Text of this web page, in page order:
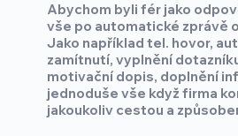
Abychom byli fér jako
vše po automatické zprávě
Jako například tel. hovor,
zamítnutí, vyplnění
motivační dopis, doplnění
jednoduše vše když firma
jakoukoliv cestou a